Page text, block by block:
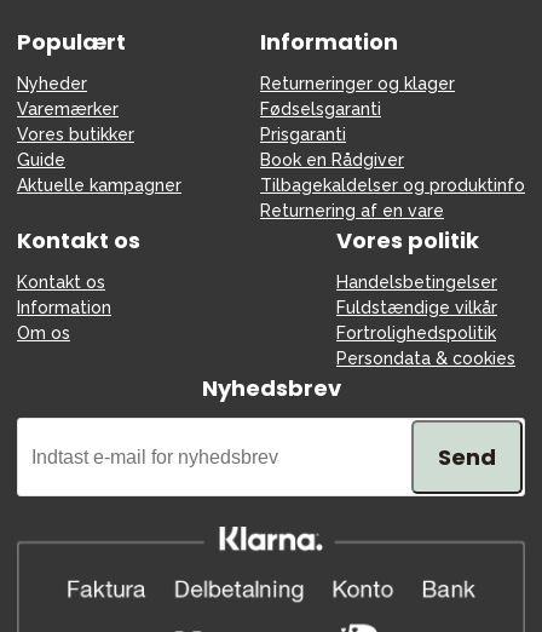
Populært
Nyheder
Varemærker
Vores butikker
Guide
Aktuelle kampagner
Information
Returneringer og klager
Fødselsgaranti
Prisgaranti
Book en Rådgiver
Tilbagekaldelser og produktinfo
Returnering af en vare
Kontakt os
Kontakt os
Information
Om os
Vores politik
Handelsbetingelser
Fuldstændige vilkår
Fortrolighedspolitik
Persondata & cookies
Nyhedsbrev
Send